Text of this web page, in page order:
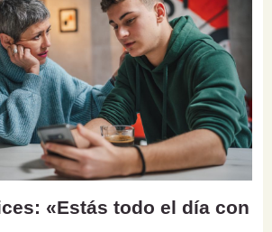
«Estás todo el día con